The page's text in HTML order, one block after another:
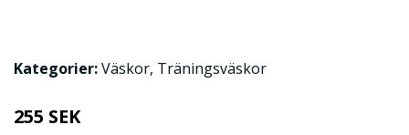
Kategorier:Väskor, Träningsväskor
255 SEK